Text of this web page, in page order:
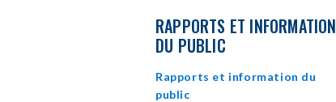
RAPPORTS ET INFORMATION
DU PUBLIC
Rapports et information du
public